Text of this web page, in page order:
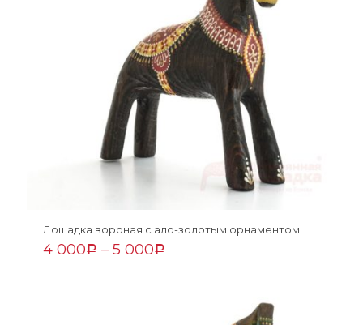
Лошадка вороная с ало-золотым орнаментом
4 000Р – 5 000Р